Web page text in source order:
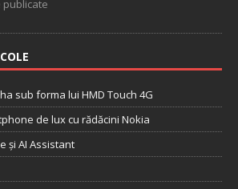
publicate
sub forma lui HMD Touch 4G
de lux cu rădăcini Nokia
și AI Assistant